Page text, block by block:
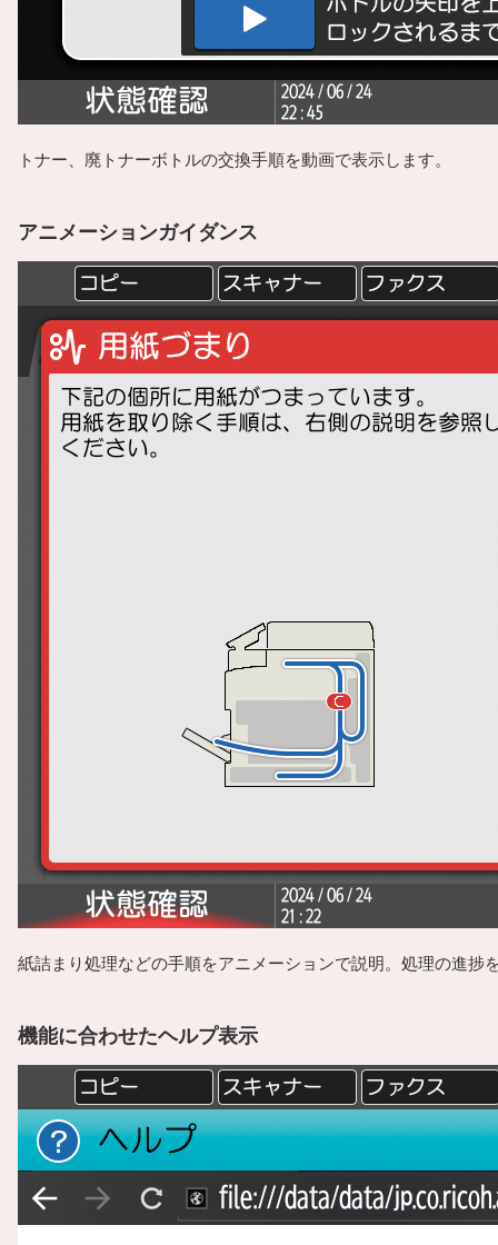
トナー、廃トナーボトルの交換手順を動画で表示します。
アニメーションガイダンス
紙詰まり処理などの手順をアニメーションで説明。処理の進捗
機能に合わせたヘルプ表示